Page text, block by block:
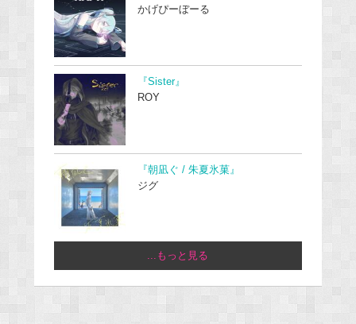
かげぴーぼーる
『Sister』
ROY
『朝凪ぐ / 朱夏氷菓』
ジグ
...もっと見る